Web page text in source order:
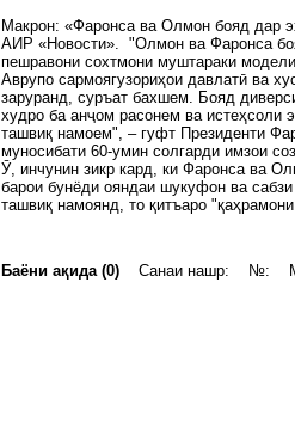
Макрон: «Фаронса ва Олмон бояд дар
АИР «Новости». "Олмон ва Фаронса
пешравони сохтмони муштараки
Аврупо сармоягузориҳои давлатӣ ва
заруранд, суръат бахшем. Бояд
худро ба анҷом расонем ва истеҳсоли
ташвиқ намоем", – гуфт Президенти
муносибати 60-умин солгарди имзои
Ӯ, инчунин зикр кард, ки Фаронса ва
барои бунёди ояндаи шукуфон ва
ташвиқ намоянд, то қитъаро
Баёни ақида (0) Санаи нашр: №: